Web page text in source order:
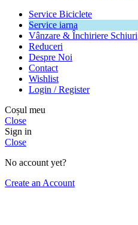
Service Biciclete
Service iarna
Vânzare & Închiriere Schiuri
Reduceri
Despre Noi
Contact
Wishlist
Login / Register
Coșul meu
Close
Sign in
Close
No account yet?
Create an Account